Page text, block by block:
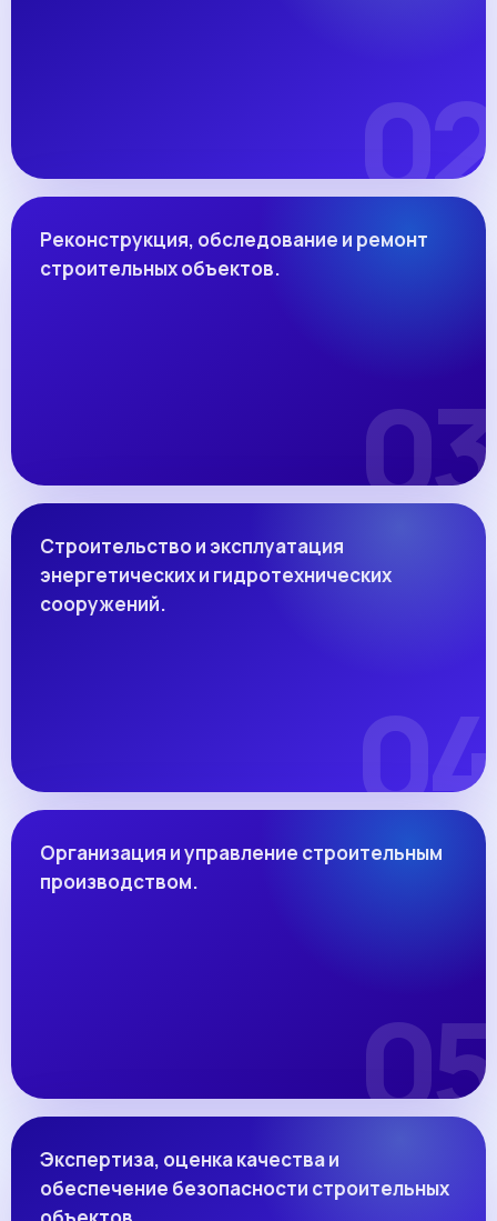
Реконструкция, обследование и ремонт
строительных объектов.
Строительство и эксплуатация
энергетических и гидротехнических
сооружений.
Организация и управление строительным
производством.
Экспертиза, оценка качества и
обеспечение безопасности строительных